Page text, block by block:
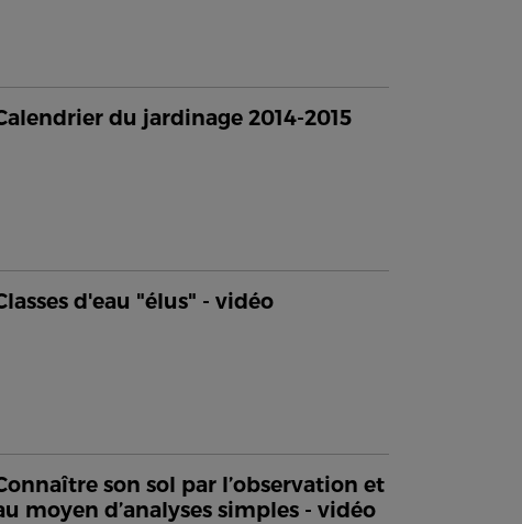
du jardinage 2014-2015
d'eau "élus" - vidéo
son sol par l’observation et
moyen d’analyses simples - vidéo